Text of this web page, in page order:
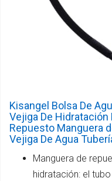
Kisangel Bolsa De
Vejiga De Hidratación
Repuesto Manguera
Vejiga De Agua
Manguera de
hidratación: el